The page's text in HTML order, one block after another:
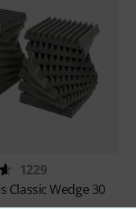
1229
Classic Wedge 30